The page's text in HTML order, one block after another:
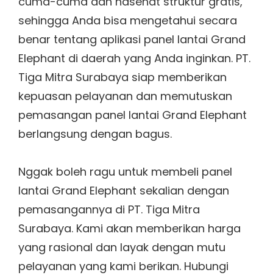
sehingga Anda bisa mengetahui secara
benar tentang aplikasi panel lantai Grand
Elephant di daerah yang Anda inginkan. PT.
Tiga Mitra Surabaya siap memberikan
kepuasan pelayanan dan memutuskan
pemasangan panel lantai Grand Elephant
berlangsung dengan bagus.
Nggak boleh ragu untuk membeli panel
lantai Grand Elephant sekalian dengan
pemasangannya di PT. Tiga Mitra
Surabaya. Kami akan memberikan harga
yang rasional dan layak dengan mutu
pelayanan yang kami berikan. Hubungi